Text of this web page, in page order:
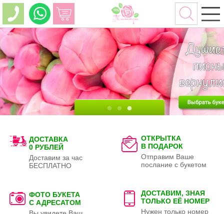
ДОСТАВКА
0 РУБЛЕЙ
Доставим за час
БЕСПЛАТНО
ОТКРЫТКА
В ПОДАРОК
Отправим Ваше
послание с букетом
ФОТО БУКЕТА
С АДРЕСАТОМ
ДОСТАВИМ, ЗНАЯ
ТОЛЬКО ЕЁ НОМЕР
Нужен только номер